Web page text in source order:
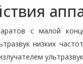
с малой
низких